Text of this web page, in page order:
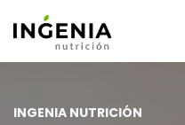
INGENIA NUTRICIÓN